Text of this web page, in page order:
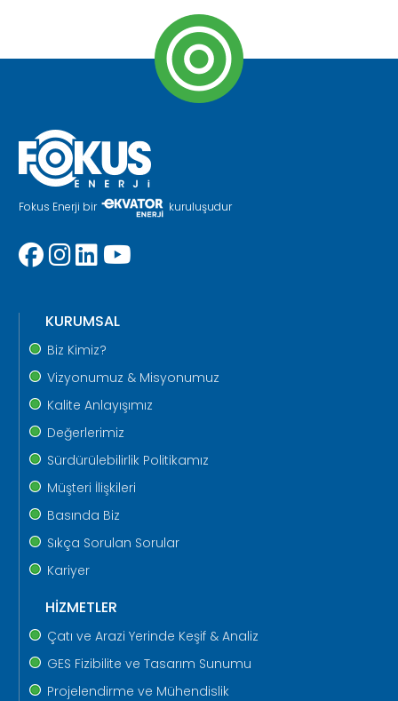
Fokus Enerji bir kuruluşudur
KURUMSAL
Biz Kimiz?
Vizyonumuz & Misyonumuz
Kalite Anlayışımız
Değerlerimiz
Sürdürülebilirlik Politikamız
Müşteri İlişkileri
Basında Biz
Sıkça Sorulan Sorular
Kariyer
HİZMETLER
Çatı ve Arazi Yerinde Keşif & Analiz
GES Fizibilite ve Tasarım Sunumu
Projelendirme ve Mühendislik